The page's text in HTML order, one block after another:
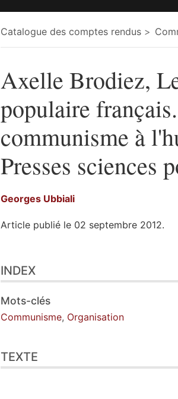
Catalogue des comptes rendus
Axelle Brodiez,
populaire
communisme à
Presses sciences
Georges Ubbiali
Article publié le 02 septembre 2012.
Texte
Illustrations
Citer cet article
Auteur
INDEX
Mots-clés
Communisme, Organisation
TEXTE